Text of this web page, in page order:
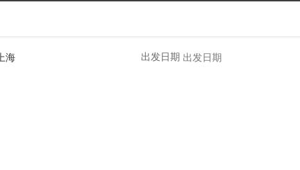
南天气预报查询-4436x12威尼斯
出发日期